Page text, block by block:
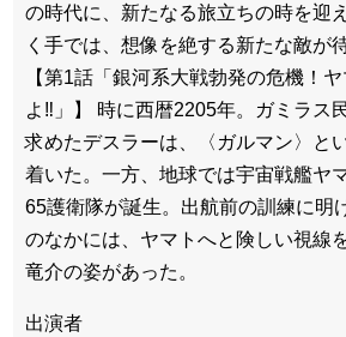
の時代に、新たなる旅立ちの時を迎
く手では、想像を絶する新たな敵が
【第1話「銀河系大戦勃発の危機！
よ‼」】 時に西暦2205年。ガミラス
求めたデスラーは、〈ガルマン〉と
着いた。一方、地球では宇宙戦艦ヤ
65護衛隊が誕生。出航前の訓練に明
のなかには、ヤマトへと険しい視線
竜介の姿があった。
出演者